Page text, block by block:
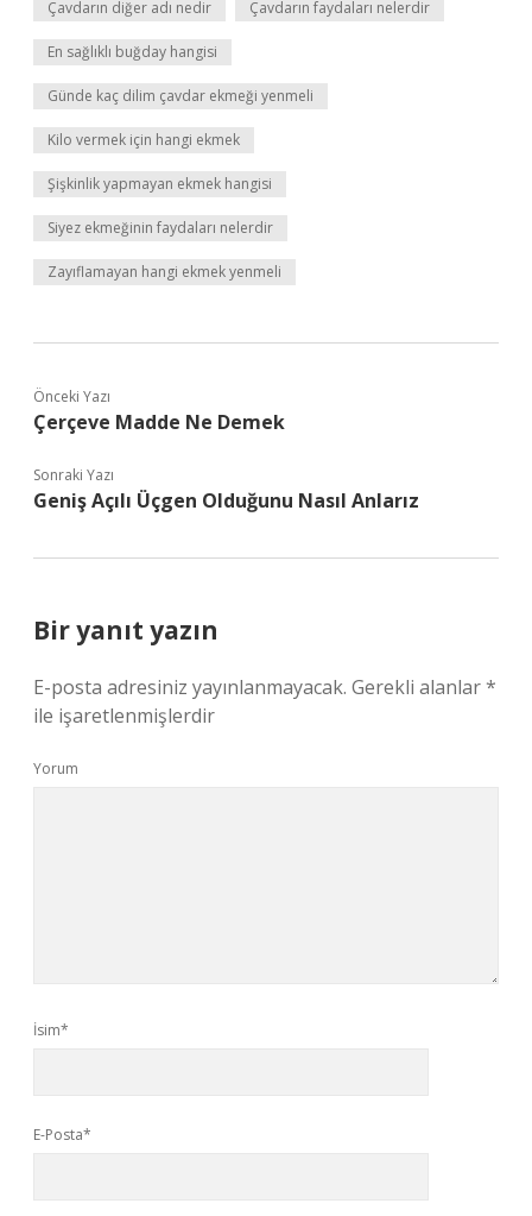
Çavdarın diğer adı nedir Çavdarın faydaları nelerdir
En sağlıklı buğday hangisi
Günde kaç dilim çavdar ekmeği yenmeli
Kilo vermek için hangi ekmek
Şişkinlik yapmayan ekmek hangisi
Siyez ekmeğinin faydaları nelerdir
Zayıflamayan hangi ekmek yenmeli
Önceki Yazı
Çerçeve Madde Ne Demek
Sonraki Yazı
Geniş Açılı Üçgen Olduğunu Nasıl Anlarız
Bir yanıt yazın
E-posta adresiniz yayınlanmayacak. Gerekli alanlar*
ile işaretlenmişlerdir
Yorum
İsim*
E-Posta*